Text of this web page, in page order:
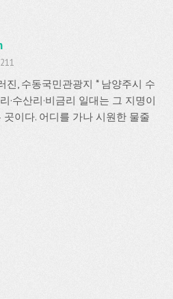
진, 수동국민관광지 * 남양주시 수
·수산리·비금리 일대는 그 지명이
이다. 어디를 가나 시원한 물줄